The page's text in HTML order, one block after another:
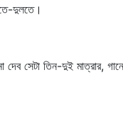
দুলতে।
দেব সেটা তিন-দুই মাত্রার,